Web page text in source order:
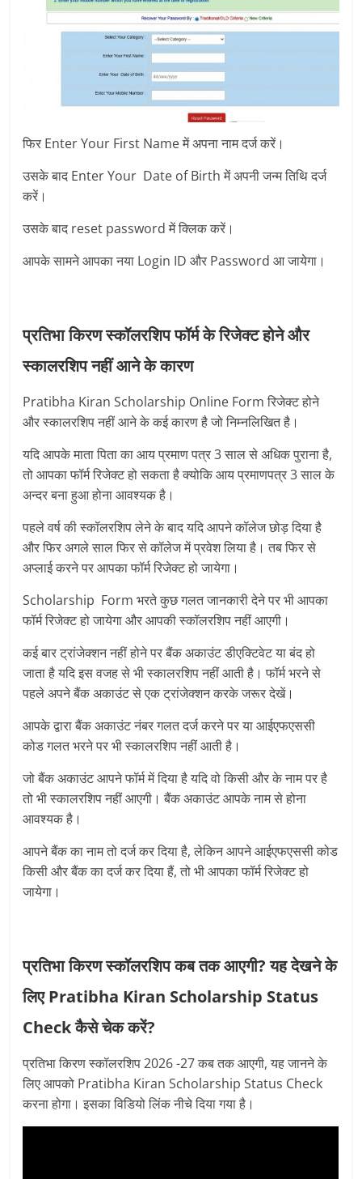
फिर Enter Your First Name में अपना नाम दर्ज करें।
उसके बाद Enter Your Date of Birth में अपनी जन्म तिथि दर्ज
करें।
उसके बाद reset password में क्लिक करें।
आपके सामने आपका नया Login ID और Password आ जायेगा।
प्रतिभा किरण स्कॉलरशिप फॉर्म के रिजेक्ट होने और
स्कालरशिप नहीं आने के कारण
Pratibha Kiran Scholarship Online Form रिजेक्ट होने
और स्कालरशिप नहीं आने के कई कारण है जो निम्नलिखित है।
यदि आपके माता पिता का आय प्रमाण पत्र 3 साल से अधिक पुराना है,
तो आपका फॉर्म रिजेक्ट हो सकता है क्योकि आय प्रमाणपत्र 3 साल के
अन्दर बना हुआ होना आवश्यक है।
पहले वर्ष की स्कॉलरशिप लेने के बाद यदि आपने कॉलेज छोड़ दिया है
और फिर अगले साल फिर से कॉलेज में प्रवेश लिया है। तब फिर से
अप्लाई करने पर आपका फॉर्म रिजेक्ट हो जायेगा।
Scholarship Form भरते कुछ गलत जानकारी देने पर भी आपका
फॉर्म रिजेक्ट हो जायेगा और आपकी स्कॉलरशिप नहीं आएगी।
कई बार ट्रांजेक्शन नहीं होने पर बैंक अकाउंट डीएक्टिवेट या बंद हो
जाता है यदि इस वजह से भी स्कालरशिप नहीं आती है। फॉर्म भरने से
पहले अपने बैंक अकाउंट से एक ट्रांजेक्शन करके जरूर देखें।
आपके द्वारा बैंक अकाउंट नंबर गलत दर्ज करने पर या आईएफएससी
कोड गलत भरने पर भी स्कालरशिप नहीं आती है।
जो बैंक अकाउंट आपने फॉर्म में दिया है यदि वो किसी और के नाम पर है
तो भी स्कालरशिप नहीं आएगी। बैंक अकाउंट आपके नाम से होना
आवश्यक है।
आपने बैंक का नाम तो दर्ज कर दिया है, लेकिन आपने आईएफएससी कोड
किसी और बैंक का दर्ज कर दिया हैं, तो भी आपका फॉर्म रिजेक्ट हो
जायेगा।
प्रतिभा किरण स्कॉलरशिप कब तक आएगी? यह देखने के
लिए Pratibha Kiran Scholarship Status
Check कैसे चेक करें?
प्रतिभा किरण स्कॉलरशिप 2026 -27 कब तक आएगी, यह जानने के
लिए आपको Pratibha Kiran Scholarship Status Check
करना होगा। इसका विडियो लिंक नीचे दिया गया है।